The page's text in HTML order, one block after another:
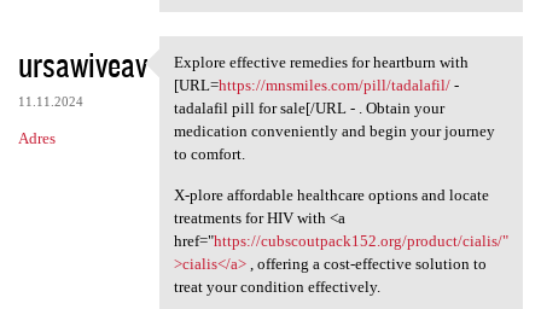
ursawiveav
11.11.2024
Adres
Explore effective remedies
Explore effective remedies for heartburn with
[URL=https://mnsmiles.com/pill/tadalafil/-
tadalafil pill for sale[/URL - . Obtain your
medication conveniently and begin your journey
to comfort.
X-plore affordable healthcare options and locate
treatments for HIV with <a
href="https://cubscoutpack152.org/product/cialis/"
>cialis</a>, offering a cost-effective solution to
treat your condition effectively.